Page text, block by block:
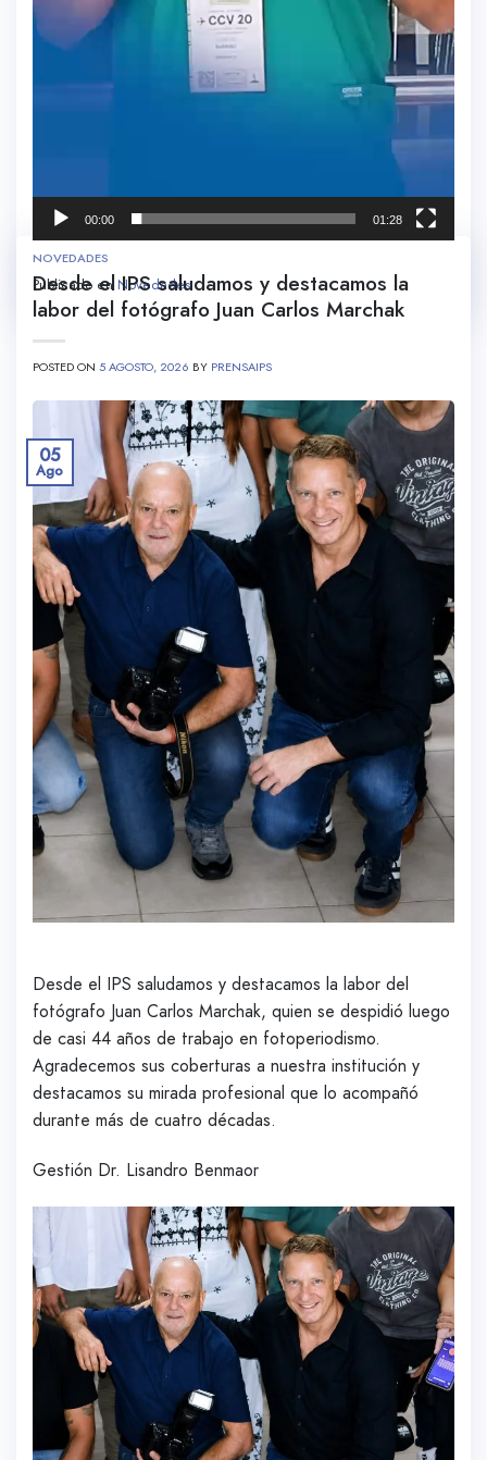
00:00 01:28
Publicado en Novedades
NOVEDADES
Desde el IPS saludamos y destacamos la
labor del fotógrafo Juan Carlos Marchak
POSTED ON 5 AGOSTO, 2026 BY PRENSAIPS
05
Ago
Desde el IPS saludamos y destacamos la labor del
fotógrafo Juan Carlos Marchak, quien se despidió luego
de casi 44 años de trabajo en fotoperiodismo.
Agradecemos sus coberturas a nuestra institución y
destacamos su mirada profesional que lo acompañó
durante más de cuatro décadas.
Gestión Dr. Lisandro Benmaor